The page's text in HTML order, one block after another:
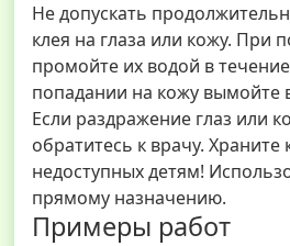
Не допускать
клея на глаза или кожу. При
промойте их водой в
попадании на кожу вымойте
Если раздражение глаз или
обратитесь к врачу. Храните
недоступных детям!
прямому назначению.
Примеры работ